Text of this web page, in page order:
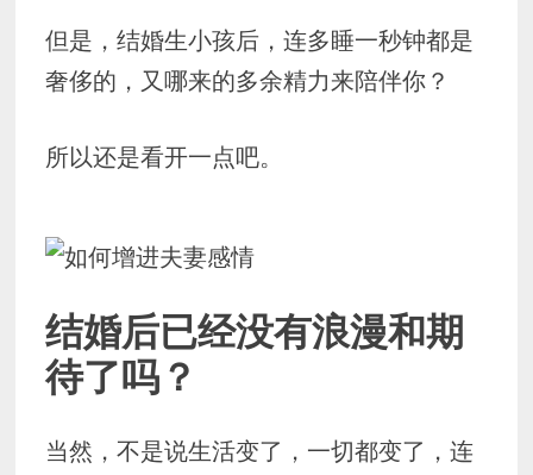
但是，结婚生小孩后，连多睡一秒钟都是
奢侈的，又哪来的多余精力来陪伴你？
所以还是看开一点吧。
结婚后已经没有浪漫和期
待了吗？
当然，不是说生活变了，一切都变了，连